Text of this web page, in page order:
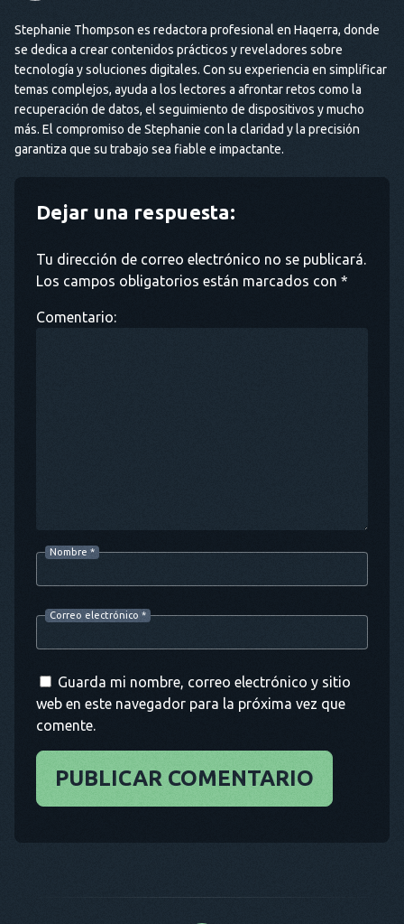
Stephanie Thompson es redactora profesional en Haqerra, donde
se dedica a crear contenidos prácticos y reveladores sobre
tecnología y soluciones digitales. Con su experiencia en simplificar
temas complejos, ayuda a los lectores a afrontar retos como la
recuperación de datos, el seguimiento de dispositivos y mucho
más. El compromiso de Stephanie con la claridad y la precisión
garantiza que su trabajo sea fiable e impactante.
Dejar una respuesta:
Tu dirección de correo electrónico no se publicará.
Los campos obligatorios están marcados con *
Comentario:
Nombre *
Correo electrónico *
Guarda mi nombre, correo electrónico y sitio
web en este navegador para la próxima vez que
comente.
PUBLICAR COMENTARIO